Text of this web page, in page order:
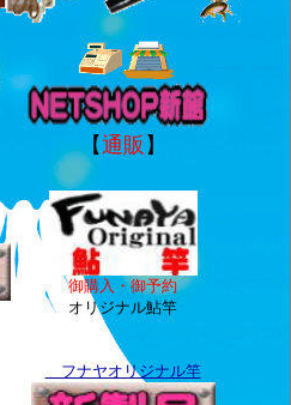
【通販 】
御購入・御予約
オリジナル鮎竿
フナヤオリジナル竿